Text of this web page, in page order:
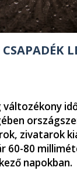
CSAPADÉK
zivatarok
60-80
napokban.